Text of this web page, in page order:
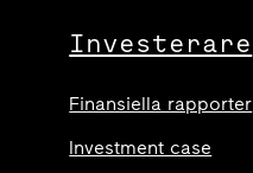
Investerare
Finansiella rapporter
Investment case